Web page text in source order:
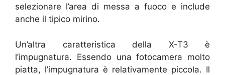
selezionare l’area di messa a fuoco e include
anche il tipico mirino.
Un’altra caratteristica della X-T3 è
l’impugnatura. Essendo una fotocamera molto
piatta, l’impugnatura è relativamente piccola. Il